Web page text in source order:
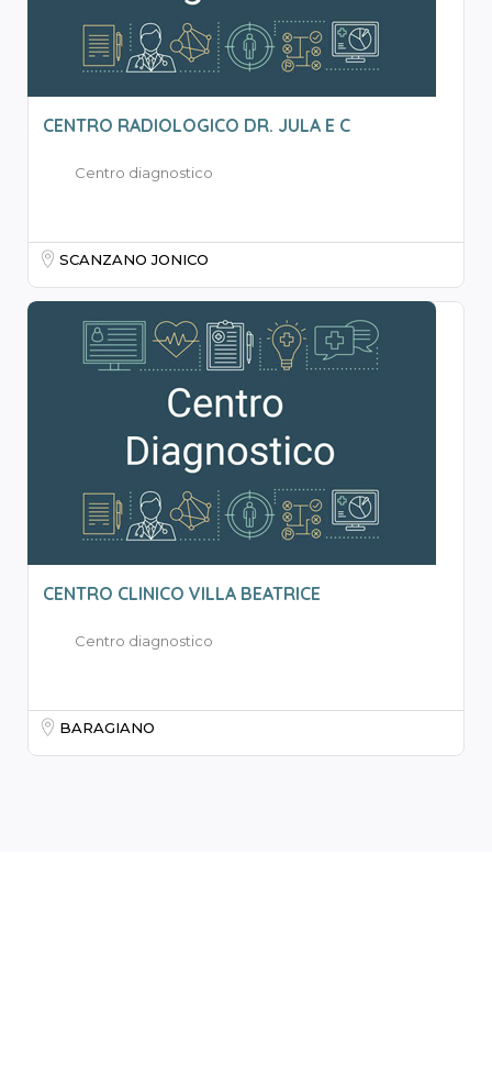
CENTRO RADIOLOGICO DR. JULA E C
Centro diagnostico
SCANZANO JONICO
CENTRO CLINICO VILLA BEATRICE
Centro diagnostico
BARAGIANO